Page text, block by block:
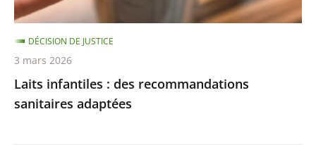
Laits infantiles : des recommandations
sanitaires adaptées
DÉCISION DE JUSTICE
3 mars 2026